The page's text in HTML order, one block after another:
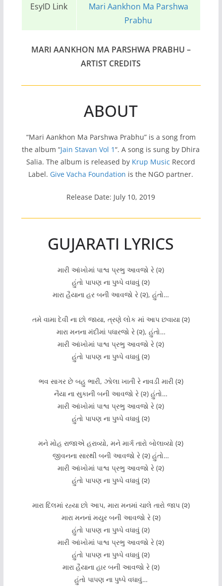
EsyID Link
Mari Aankhon Ma Parshwa
Prabhu
MARI AANKHON MA PARSHWA PRABHU –
ARTIST CREDITS
ABOUT
“Mari Aankhon Ma Parshwa Prabhu” is a song from
the album “Jain Stavan Vol 1“. A song is sung by Dhira
Salia. The album is released by Krup Music Record
Label. Give Vacha Foundation is the NGO partner.
Release Date: July 10, 2019
GUJARATI LYRICS
મારી આંખોમાં પાશ્વ પ્રભુ આવજો રે (૨)
હુંતો પાપણ ના પુષ્પે વધાવું (૨)
મારા હૈયાના હર બની આવજો રે (૨), હુંતો…
તમે વામા દેવી ના છો જાયા, ત્રણે લોક માં આપ છવાયા (૨)
મારા મનના મંદીમાં પધારજો રે (૨), હુંતો…
મારી આંખોમાં પાશ્વ પ્રભુ આવજો રે (૨)
હુંતો પાપણ ના પુષ્પે વધાવું (૨)
ભવ સાગર છે બહુ ભારી, ઝોલા ખાતી રે નાવડી મારી (૨)
નૈયા ના સુકાની બની આવજો રે (૨) હુંતો…
મારી આંખોમાં પાશ્વ પ્રભુ આવજો રે (૨)
હુંતો પાપણ ના પુષ્પે વધાવું (૨)
મને મોહ રાજાએ હરાવ્યો, મને માર્ગ તારો બોલાવ્યો (૨)
જીવનના સારથી બની આવજો રે (૨) હુંતો…
મારી આંખોમાં પાશ્વ પ્રભુ આવજો રે (૨)
હુંતો પાપણ ના પુષ્પે વધાવું (૨)
મારા દિલમાં રહ્યા છો આપ, મારા મનમાં ચાલે તારો જાપ (૨)
મારા મનનાં મયુર બની આવજો રે (૨)
હુંતો પાપણ ના પુષ્પે વધાવું (૨)
મારી આંખોમાં પાશ્વ પ્રભુ આવજો રે (૨)
હુંતો પાપણ ના પુષ્પે વધાવું (૨)
મારા હૈયાના હાર બની આવજો રે (૨)
હુંતો પાપણ ના પુષ્પે વધાવું…